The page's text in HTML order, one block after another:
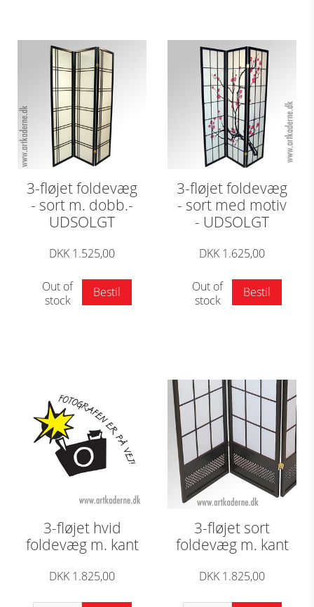
3-fløjet foldevæg
- sort m. dobb.-
UDSOLGT
DKK 1.525,00
Out of
stock
Bestil
3-fløjet foldevæg
- sort med motiv
- UDSOLGT
DKK 1.625,00
Out of
stock
Bestil
3-fløjet hvid
foldevæg m. kant
DKK 1.825,00
3-fløjet sort
foldevæg m. kant
DKK 1.825,00